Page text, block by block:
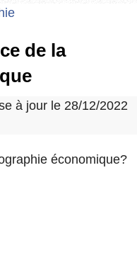
de la
à jour le 28/12/2022
économique?